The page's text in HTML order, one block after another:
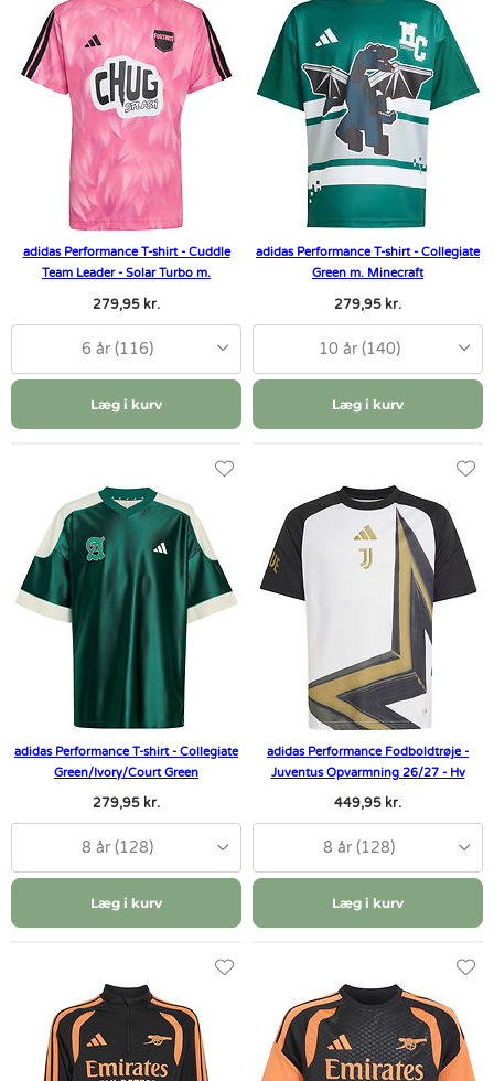
adidas Performance T-shirt - Cuddle
Team Leader - Solar Turbo m.
279,95 kr.
6 år (116)
Læg i kurv
adidas Performance T-shirt - Collegiate
Green m. Minecraft
279,95 kr.
10 år (140)
Læg i kurv
adidas Performance T-shirt - Collegiate
Green/Ivory/Court Green
279,95 kr.
8 år (128)
Læg i kurv
adidas Performance Fodboldtrøje -
Juventus Opvarmning 26/27 - Hv
449,95 kr.
8 år (128)
Læg i kurv